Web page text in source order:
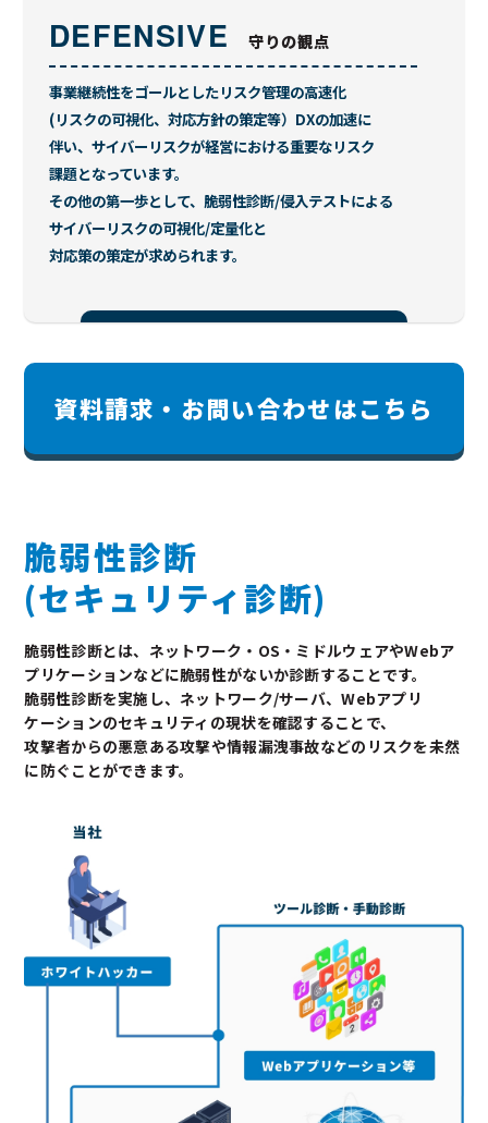
守りの観点
DEFENSIVE
事業継続性をゴールとしたリスク管理の高速化
(リスクの可視化、対応方針の策定等） DXの加速に
伴い、サイバーリスクが経営における重要なリスク
課題となっています。
その他の第一歩として、脆弱性診断/侵入テストによる
サイバーリスクの可視化/定量化と
対応策の策定が求められます。
資料請求・お問い合わせはこちら
脆弱性診断
(セキュリティ診断)
脆弱性診断とは、ネットワーク・OS・ミドルウェアやWebア
プリケーションなどに脆弱性がないか診断することです。
脆弱性診断を実施し、ネットワーク/サーバ、Webアプリ
ケーションのセキュリティの現状を確認することで、
攻撃者からの悪意ある攻撃や情報漏洩事故などのリスクを未然
に防ぐことができます。